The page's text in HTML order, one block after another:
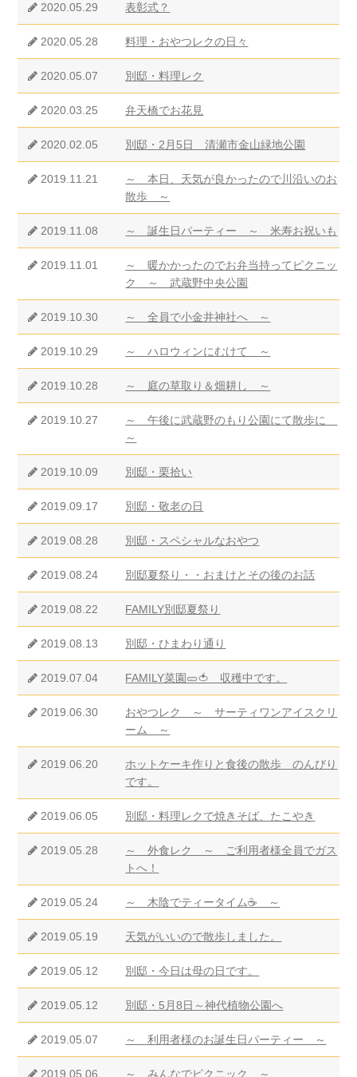
2020.05.29 表彰式？
2020.05.28 料理・おやつレクの日々
2020.05.07 別邸・料理レク
2020.03.25 弁天橋でお花見
2020.02.05 別邸・2月5日 清瀬市金山緑地公園
2019.11.21
～ 本日、天気が良かったので川沿いのお
散歩 ～
2019.11.08 ～ 誕生日パーティー ～ 米寿お祝いも
2019.11.01
～ 暖かかったのでお弁当持ってピクニッ
ク ～ 武蔵野中央公園
2019.10.30 ～ 全員で小金井神社へ ～
2019.10.29 ～ ハロウィンにむけて ～
2019.10.28 ～ 庭の草取り＆畑耕し ～
2019.10.27
～ 午後に武蔵野のもり公園にて散歩に
～
2019.10.09 別邸・栗拾い
2019.09.17 別邸・敬老の日
2019.08.28 別邸・スペシャルなおやつ
2019.08.24 別邸夏祭り・・おまけとその後のお話
2019.08.22 FAMILY別邸夏祭り
2019.08.13 別邸・ひまわり通り
2019.07.04 FAMILY菜園🥒🍅 収穫中です。
2019.06.30
おやつレク ～ サーティワンアイスクリ
ーム ～
2019.06.20
ホットケーキ作りと食後の散歩 のんびり
です。
2019.06.05 別邸・料理レクで焼きそば、たこやき
2019.05.28
～ 外食レク ～ ご利用者様全員でガス
トへ！
2019.05.24 ～ 木陰でティータイム☕ ～
2019.05.19 天気がいいので散歩しました。
2019.05.12 別邸・今日は母の日です。
2019.05.12 別邸・5月8日～神代植物公園へ
2019.05.07 ～ 利用者様のお誕生日パーティー ～
2019.05.06 ～ みんなでピクニック ～